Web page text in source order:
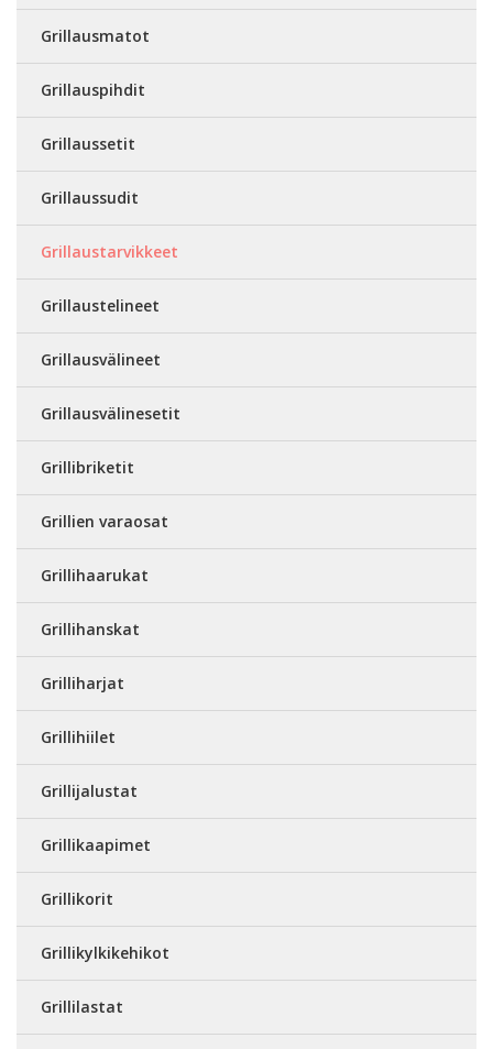
Grillausmatot
Grillauspihdit
Grillaussetit
Grillaussudit
Grillaustarvikkeet
Grillaustelineet
Grillausvälineet
Grillausvälinesetit
Grillibriketit
Grillien varaosat
Grillihaarukat
Grillihanskat
Grilliharjat
Grillihiilet
Grillijalustat
Grillikaapimet
Grillikorit
Grillikylkikehikot
Grillilastat